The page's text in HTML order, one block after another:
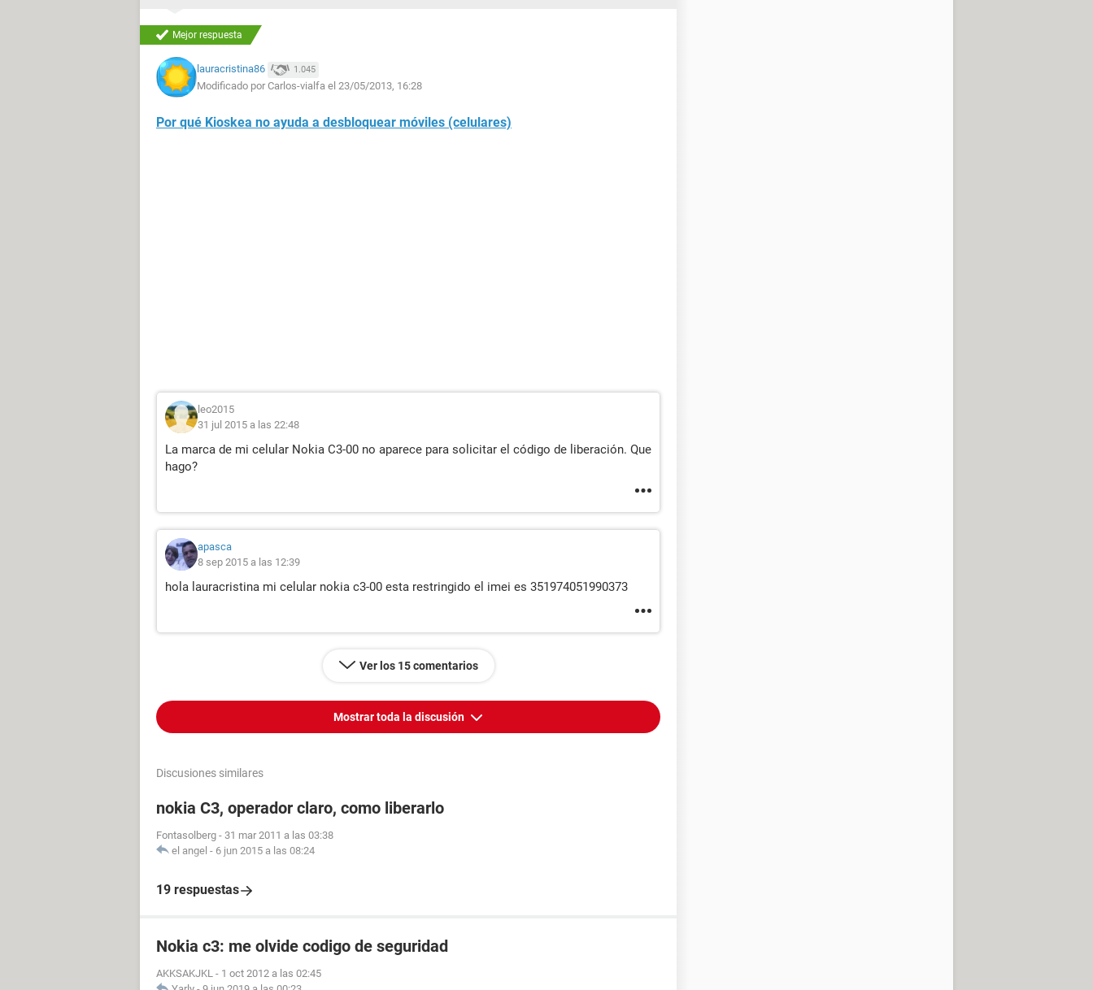
Mejor respuesta
lauracristina86 1.045
Modificado por Carlos-vialfa el 23/05/2013, 16:28
Por qué Kioskea no ayuda a desbloquear móviles (celulares)
leo2015
31 jul 2015 a las 22:48
La marca de mi celular Nokia C3-00 no aparece para solicitar el código de liberación. Que
hago?
apasca
8 sep 2015 a las 12:39
hola lauracristina mi celular nokia c3-00 esta restringido el imei es 351974051990373
Ver los 15 comentarios
Mostrar toda la discusión
Discusiones similares
nokia C3, operador claro, como liberarlo
Fontasolberg - 31 mar 2011 a las 03:38
el angel - 6 jun 2015 a las 08:24
19 respuestas
Nokia c3: me olvide codigo de seguridad
AKKSAKJKL - 1 oct 2012 a las 02:45